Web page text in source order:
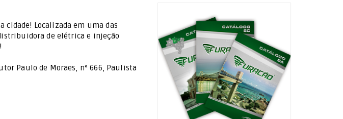
cidade! Localizada em uma das
de elétrica e injeção
Paulo de Moraes, n° 666, Paulista